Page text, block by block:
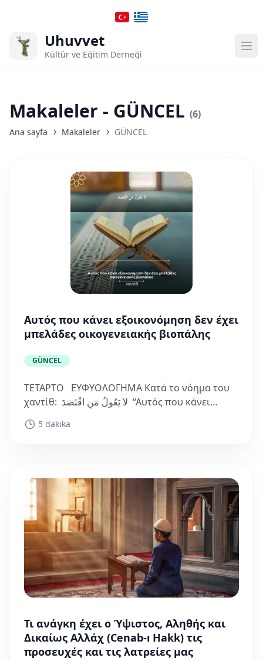
Uhuvvet
Kültür ve Eğitim Derneği
Makaleler - GÜNCEL (6)
Ana sayfa Makaleler GÜNCEL
Αυτός που κάνει εξοικονόμηση δεν έχει
μπελάδες οικογενειακής βιοπάλης
GÜNCEL
ΤΕΤΑΡΤΟ ΕΥΦΥΟΛΟΓΗΜΑ Κατά το νόημα του
χαντίθ: لاَ يَعُولُ مَنِ اقْتَصَدَ “Αυτός που κάνει
οικογενειακής βιοπάλης”....
5 dakika
Τι ανάγκη έχει ο Ύψιστος, Αληθής και
Δικαίως Αλλάχ (Cenab-ı Hakk) τις
προσευχές και τις λατρείες μας